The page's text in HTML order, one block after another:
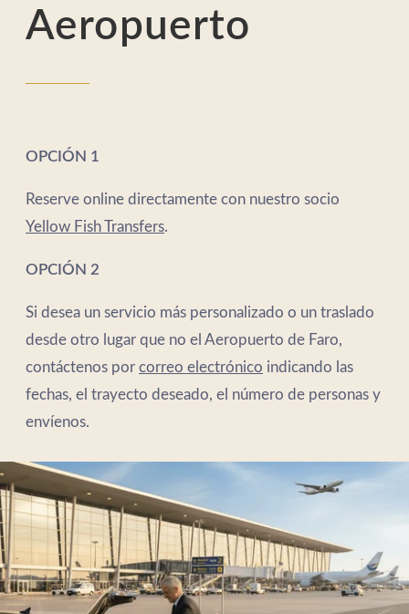
Aeropuerto
OPCIÓN 1
Reserve online directamente con nuestro socio
Yellow Fish Transfers.
OPCIÓN 2
Si desea un servicio más personalizado o un traslado
desde otro lugar que no el Aeropuerto de Faro,
contáctenos por correo electrónico indicando las
fechas, el trayecto deseado, el número de personas y
envíenos.